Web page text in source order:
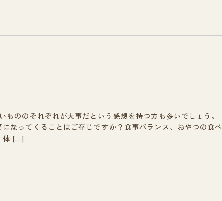
ののそれぞれが大事だという感想を持つ方も多いでしょう。
なってくることはご存じですか？食事バランス、おやつの食べ
体 […]